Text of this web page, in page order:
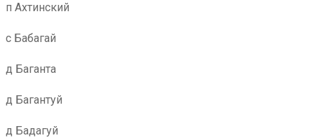
п Ахтинский
с Бабагай
д Баганта
д Багантуй
д Бадагуй